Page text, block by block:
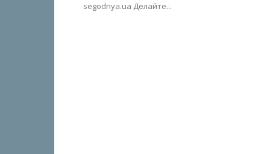
segodnya.ua Делайте...